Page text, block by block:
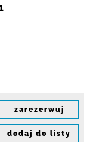
zarezerwuj
dodaj do listy